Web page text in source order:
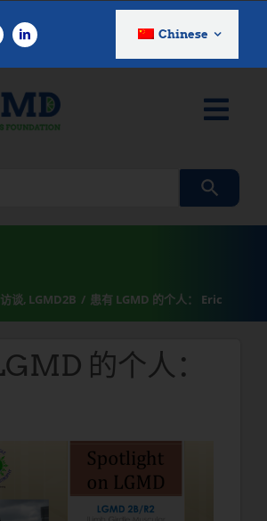
Chinese
谈 LGMD2B 患有 LGMD 的个人： Eric
的个人：